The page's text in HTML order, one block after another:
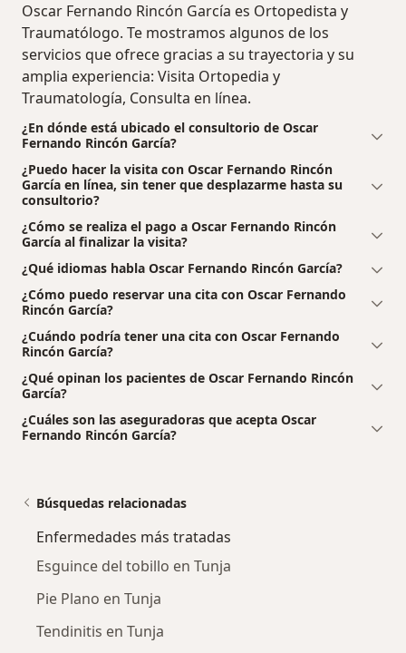
Oscar Fernando Rincón García es Ortopedista y
Traumatólogo. Te mostramos algunos de los
servicios que ofrece gracias a su trayectoria y su
amplia experiencia: Visita Ortopedia y
Traumatología, Consulta en línea.
¿En dónde está ubicado el consultorio de Oscar
Fernando Rincón García?
¿Puedo hacer la visita con Oscar Fernando Rincón
García en línea, sin tener que desplazarme hasta su
consultorio?
¿Cómo se realiza el pago a Oscar Fernando Rincón
García al finalizar la visita?
¿Qué idiomas habla Oscar Fernando Rincón García?
¿Cómo puedo reservar una cita con Oscar Fernando
Rincón García?
¿Cuándo podría tener una cita con Oscar Fernando
Rincón García?
¿Qué opinan los pacientes de Oscar Fernando Rincón
García?
¿Cuáles son las aseguradoras que acepta Oscar
Fernando Rincón García?
Búsquedas relacionadas
Enfermedades más tratadas
Esguince del tobillo en Tunja
Pie Plano en Tunja
Tendinitis en Tunja